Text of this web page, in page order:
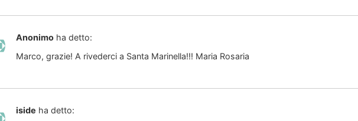
Anonimo ha detto:
Marco, grazie! A rivederci a Santa Marinella!!! Maria Rosaria
iside ha detto: